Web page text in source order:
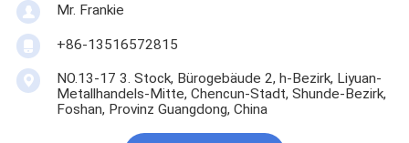
Mr. Frankie
+86-13516572815
NO.13-17 3. Stock, Bürogebäude 2, h-Bezirk, Liyuan-
Metallhandels-Mitte, Chencun-Stadt, Shunde-Bezirk,
Foshan, Provinz Guangdong, China